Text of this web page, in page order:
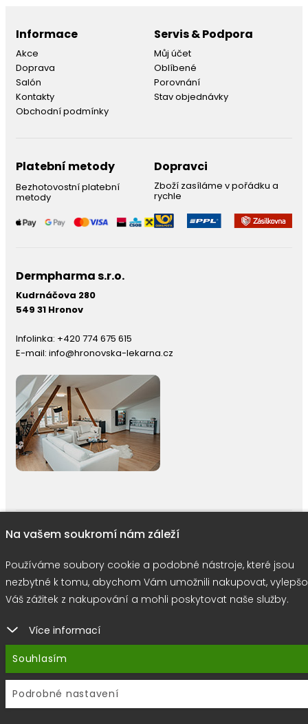
Informace
Akce
Doprava
Salón
Kontakty
Obchodní podmínky
Servis & Podpora
Můj účet
Oblíbené
Porovnání
Stav objednávky
Platební metody
Bezhotovostní platební
metody
Dopravci
Zboží zasíláme v pořádku a
rychle
Dermpharma s.r.o.
Kudrnáčova 280
549 31 Hronov
Infolinka: +420 774 675 615
E-mail: info@hronovska-lekarna.cz
© 2026 |E-shop JEDNIČKY|Marketing
Na vašem soukromí nám záleží
Používáme soubory cookie a podobné nástroje, které jsou
nezbytné k tomu, abychom Vám umožnili nakupovat,
Váš zážitek z nakupování a mohli poskytovat naše služby.
Více informací
Souhlasím
Podrobné nastavení